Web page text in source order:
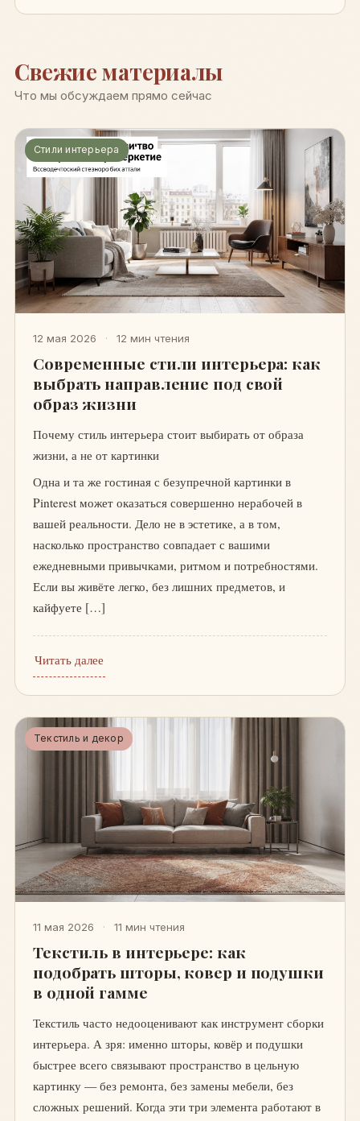
Свежие материалы
Что мы обсуждаем прямо сейчас
Стили интерьера
12 мая 2026 · 12 мин чтения
Современные стили интерьера: как
выбрать направление под свой
образ жизни
Почему стиль интерьера стоит выбирать от образа
жизни, а не от картинки
Одна и та же гостиная с безупречной картинки в
Pinterest может оказаться совершенно нерабочей в
вашей реальности. Дело не в эстетике, а в том,
насколько пространство совпадает с вашими
ежедневными привычками, ритмом и потребностями.
Если вы живёте легко, без лишних предметов, и
кайфуете […]
Читать далее
Текстиль и декор
11 мая 2026 · 11 мин чтения
Текстиль в интерьере: как
подобрать шторы, ковер и подушки
в одной гамме
Текстиль часто недооценивают как инструмент сборки
интерьера. А зря: именно шторы, ковёр и подушки
быстрее всего связывают пространство в цельную
картинку — без ремонта, без замены мебели, без
сложных решений. Когда эти три элемента работают в